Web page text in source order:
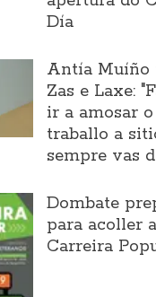
Día
Antía Muíño
Zas e Laxe:
ir a amosar
traballo a
sempre vas
Dombate
para acoller
Carreira